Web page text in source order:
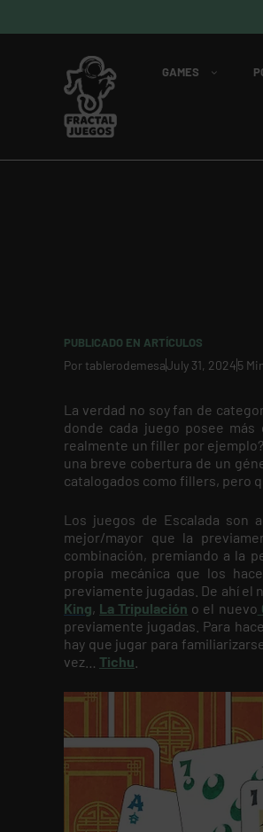
GAMES
PUBLICADO EN ARTÍCULOS
Por tablerodemesaJuly 31, 20245
La verdad no soy fan de
donde cada juego posee
realmente un filler por
una breve cobertura de un
catalogados como fillers, pero
Los juegos de Escalada son
mejor/mayor que la
combinación, premiando a la
propia mecánica que los
previamente jugadas. De ahí el
King, La Tripulación o el nuevo
previamente jugadas. Para
hay que jugar para
vez… Tichu